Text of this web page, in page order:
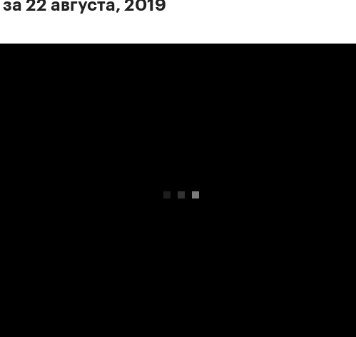
22 августа, 2019